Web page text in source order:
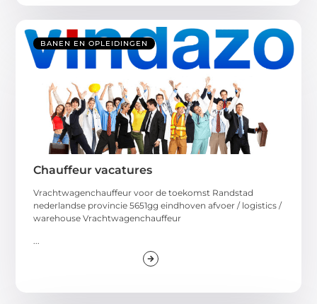
BANEN EN OPLEIDINGEN
Chauffeur vacatures
Vrachtwagenchauffeur voor de toekomst Randstad
nederlandse provincie 5651gg eindhoven afvoer / logistics /
warehouse Vrachtwagenchauffeur
...